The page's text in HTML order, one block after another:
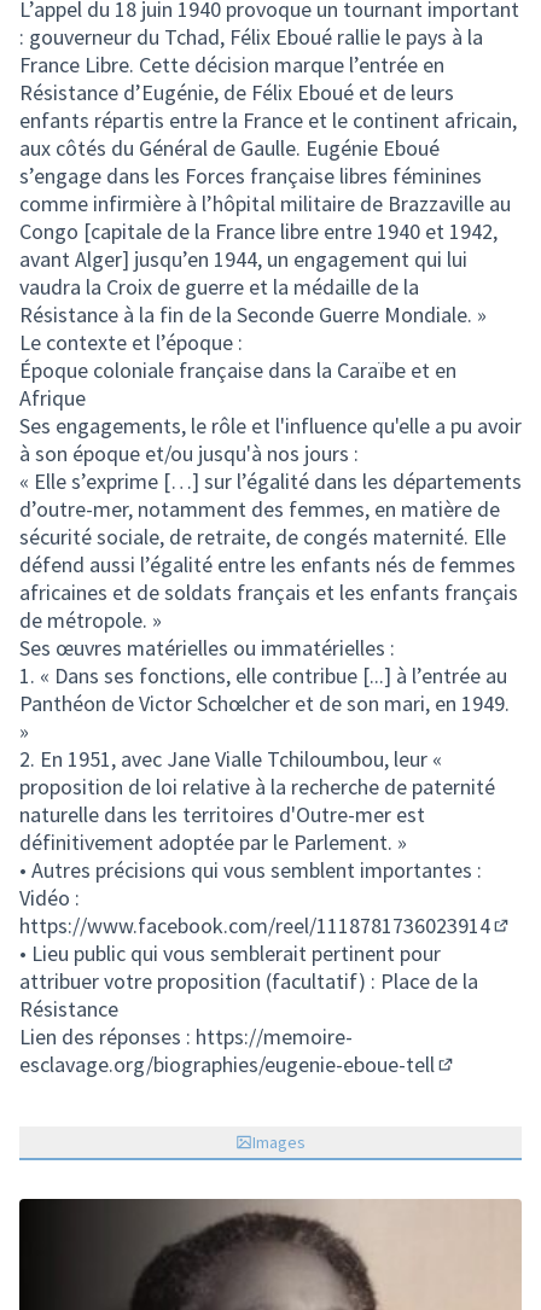
L’appel du 18 juin 1940 provoque un tournant important
: gouverneur du Tchad, Félix Eboué rallie le pays à la
France Libre. Cette décision marque l’entrée en
Résistance d’Eugénie, de Félix Eboué et de leurs
enfants répartis entre la France et le continent africain,
aux côtés du Général de Gaulle. Eugénie Eboué
s’engage dans les Forces française libres féminines
comme infirmière à l’hôpital militaire de Brazzaville au
Congo [capitale de la France libre entre 1940 et 1942,
avant Alger] jusqu’en 1944, un engagement qui lui
vaudra la Croix de guerre et la médaille de la
Résistance à la fin de la Seconde Guerre Mondiale. »
Le contexte et l’époque :
Époque coloniale française dans la Caraïbe et en
Afrique
Ses engagements, le rôle et l'influence qu'elle a pu avoir
à son époque et/ou jusqu'à nos jours :
« Elle s’exprime […] sur l’égalité dans les départements
d’outre-mer, notamment des femmes, en matière de
sécurité sociale, de retraite, de congés maternité. Elle
défend aussi l’égalité entre les enfants nés de femmes
africaines et de soldats français et les enfants français
de métropole. »
Ses œuvres matérielles ou immatérielles :
1. « Dans ses fonctions, elle contribue [...] à l’entrée au
Panthéon de Victor Schœlcher et de son mari, en 1949.
»
2. En 1951, avec Jane Vialle Tchiloumbou, leur «
proposition de loi relative à la recherche de paternité
naturelle dans les territoires d'Outre-mer est
définitivement adoptée par le Parlement. »
• Autres précisions qui vous semblent importantes :
Vidéo :
https://www.facebook.com/reel/1118781736023914
• Lieu public qui vous semblerait pertinent pour
attribuer votre proposition (facultatif) : Place de la
Résistance
Lien des réponses : https://memoire-
esclavage.org/biographies/eugenie-eboue-tell
Images